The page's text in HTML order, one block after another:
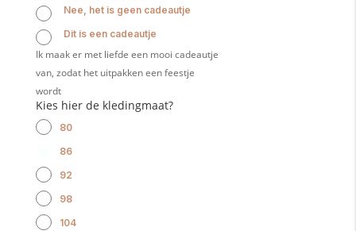
Nee, het is geen cadeautje
Dit is een cadeautje
Ik maak er met liefde een mooi cadeautje
van, zodat het uitpakken een feestje
wordt
Kies hier de kledingmaat?
80
86
92
98
104